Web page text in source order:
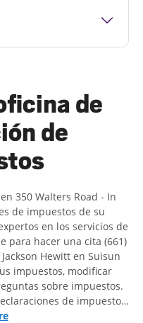
de
de
350 Walters Road - In
de impuestos de su
en los servicios de
para hacer una cita (661)
Hewitt en Suisun
impuestos, modificar
sobre impuestos.
de impuestos
como los impuestos